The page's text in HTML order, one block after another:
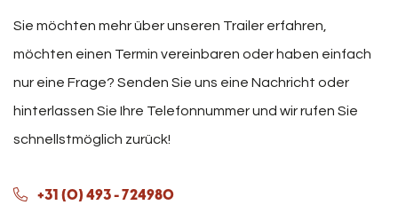
Sie möchten mehr über unseren Trailer erfahren,
möchten einen Termin vereinbaren oder haben einfach
nur eine Frage? Senden Sie uns eine Nachricht oder
hinterlassen Sie Ihre Telefonnummer und wir rufen Sie
schnellstmöglich zurück!
+31 (0) 493 - 724980